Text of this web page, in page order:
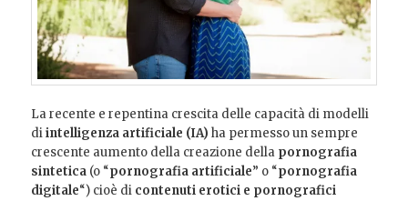
La recente e repentina crescita delle capacità di modelli
diintelligenza artificiale (IA) ha permesso un sempre
crescente aumento della creazione della pornografia
sintetica (o “pornografia artificiale” o “pornografia
digitale“) cioè di contenuti erotici e pornografici